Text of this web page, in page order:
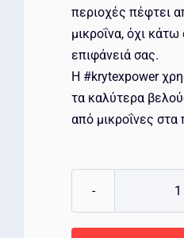
περιοχές πέφτει
μικροΐνα, όχι
επιφάνειά σας.
Η #krytexpower
τα καλύτερα
από μικροΐνες στα